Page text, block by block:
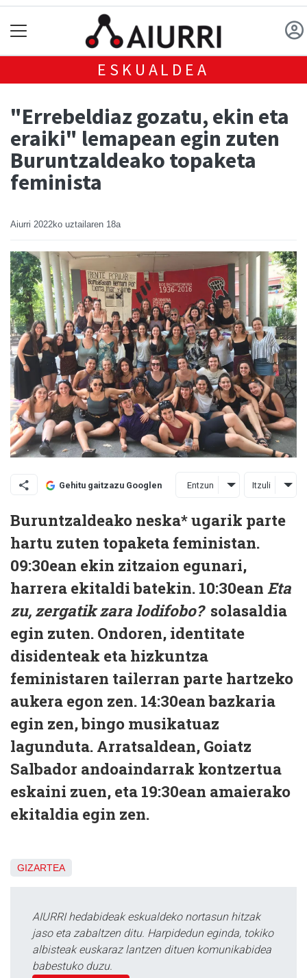
ESKUALDEA
"Errebeldiaz gozatu, ekin eta
eraiki" lemapean egin zuten
Buruntzaldeako topaketa
feminista
Aiurri 2022ko uztailaren 18a
Gehitu gaitzazu Googlen Entzun Itzuli
Buruntzaldeako neska* ugarik parte
hartu zuten topaketa feministan.
09:30ean ekin zitzaion egunari,
harrera ekitaldi batekin. 10:30ean Eta
zu, zergatik zara lodifobo?solasaldia
egin zuten. Ondoren, identitate
disidenteak eta hizkuntza
feministaren tailerran parte hartzeko
aukera egon zen. 14:30ean bazkaria
egin zen, bingo musikatuaz
lagunduta. Arratsaldean, Goiatz
Salbador andoaindarrak kontzertua
eskaini zuen, eta 19:30ean amaierako
ekitaldia egin zen.
GIZARTEA
AIURRI hedabideak eskualdeko nortasun hitzak
jaso eta zabaltzen ditu. Harpidedun eginda, tokiko
albisteak euskaraz lantzen dituen komunikabidea
babestuko duzu.